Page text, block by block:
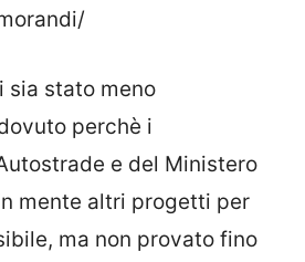
sia stato meno
perchè i
e del Ministero
mente altri progetti per
ma non provato fino